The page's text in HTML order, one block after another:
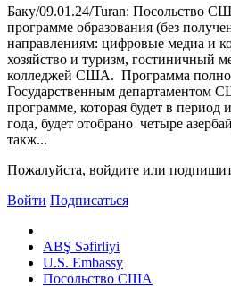
Баку/09.01.24/Turan: Посольство
программе образования (без
направлениям: цифровые медиа и
хозяйство и туризм, гостиничный
колледжей США. Программа
Государственным департаментом
программе, которая будет в
года, будет отобрано четыре
такж...
Пожалуйста, войдите или
Войти Подписаться
ABŞ Səfirliyi
U.S. Embassy
Посольство США